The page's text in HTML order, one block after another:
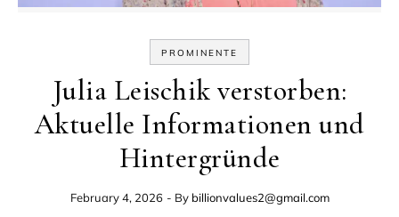
PROMINENTE
Julia Leischik verstorben:
Aktuelle Informationen und
Hintergründe
February 4, 2026 - By billionvalues2@gmail.com